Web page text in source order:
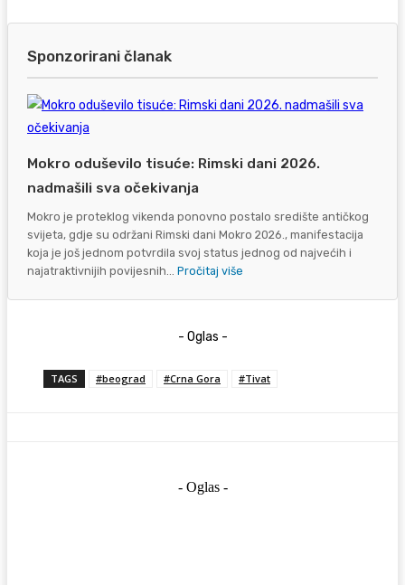
Sponzorirani članak
Mokro oduševilo tisuće: Rimski dani 2026.
nadmašili sva očekivanja
Mokro je proteklog vikenda ponovno postalo središte antičkog
svijeta, gdje su održani Rimski dani Mokro 2026., manifestacija
koja je još jednom potvrdila svoj status jednog od najvećih i
najatraktivnijih povijesnih... Pročitaj više
- Oglas -
TAGS #beograd #Crna Gora #Tivat
- Oglas -